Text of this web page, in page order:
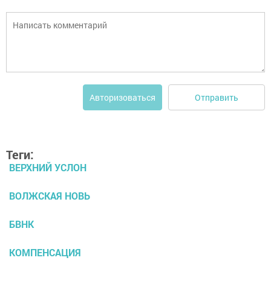
Авторизоваться Отправить
Теги:
ВЕРХНИЙ УСЛОН
ВОЛЖСКАЯ НОВЬ
БВНК
КОМПЕНСАЦИЯ